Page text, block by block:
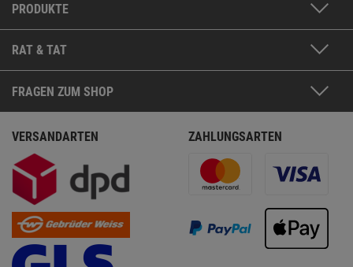
PRODUKTE
RAT & TAT
FRAGEN ZUM SHOP
VERSANDARTEN ZAHLUNGSARTEN